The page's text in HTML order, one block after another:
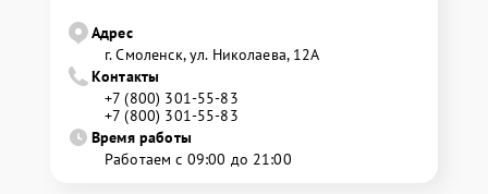
Адрес
г. Смоленск, ул. Николаева, 12А
Контакты
+7 (800) 301-55-83
+7 (800) 301-55-83
Время работы
Работаем с 09:00 до 21:00